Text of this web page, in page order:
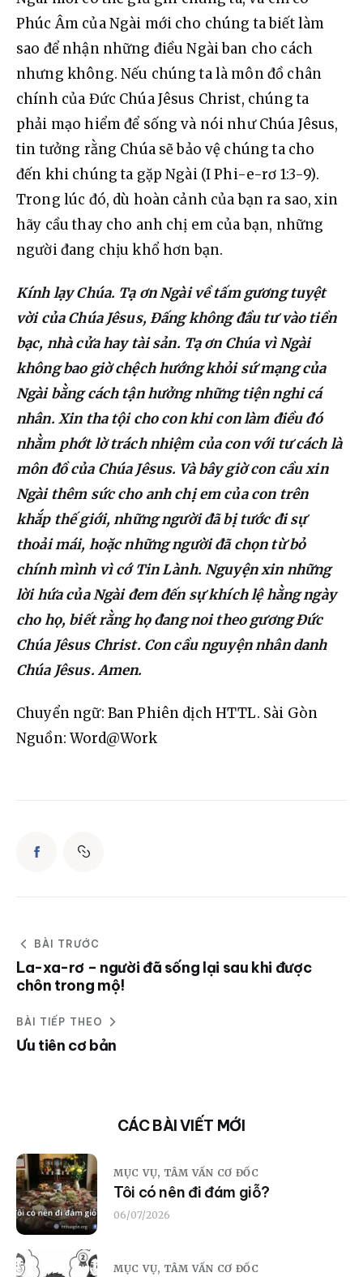
Phúc Âm của Ngài mới cho chúng ta biết làm
sao để nhận những điều Ngài ban cho cách
nhưng không. Nếu chúng ta là môn đồ chân
chính của Đức Chúa Jêsus Christ, chúng ta
phải mạo hiểm để sống và nói như Chúa Jêsus,
tin tưởng rằng Chúa sẽ bảo vệ chúng ta cho
đến khi chúng ta gặp Ngài (I Phi-e-rơ 1:3-9).
Trong lúc đó, dù hoàn cảnh của bạn ra sao, xin
hãy cầu thay cho anh chị em của bạn, những
người đang chịu khổ hơn bạn.
Kính lạy Chúa. Tạ ơn Ngài về tấm gương tuyệt
vời của Chúa Jêsus, Đấng không đầu tư vào tiền
bạc, nhà cửa hay tài sản. Tạ ơn Chúa vì Ngài
không bao giờ chệch hướng khỏi sứ mạng của
Ngài bằng cách tận hưởng những tiện nghi cá
nhân. Xin tha tội cho con khi con làm điều đó
nhằm phớt lờ trách nhiệm của con với tư cách là
môn đồ của Chúa Jêsus. Và bây giờ con cầu xin
Ngài thêm sức cho anh chị em của con trên
khắp thế giới, những người đã bị tước đi sự
thoải mái, hoặc những người đã chọn từ bỏ
chính mình vì cớ Tin Lành. Nguyện xin những
lời hứa của Ngài đem đến sự khích lệ hằng ngày
cho họ, biết rằng họ đang noi theo gương Đức
Chúa Jêsus Christ. Con cầu nguyện nhân danh
Chúa Jêsus. Amen.
Chuyển ngữ: Ban Phiên dịch HTTL. Sài Gòn
Nguồn: Word@Work
BÀI TRƯỚC
La-xa-rơ – người đã sống lại sau khi được
chôn trong mộ!
BÀI TIẾP THEO
Ưu tiên cơ bản
CÁC BÀI VIẾT MỚI
MỤC VỤ, TÂM VẤN CƠ ĐỐC
Tôi có nên đi đám giỗ?
06/07/2026
MỤC VỤ, TÂM VẤN CƠ ĐỐC